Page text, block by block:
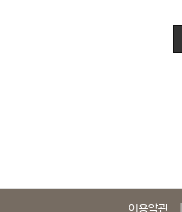
이용약관